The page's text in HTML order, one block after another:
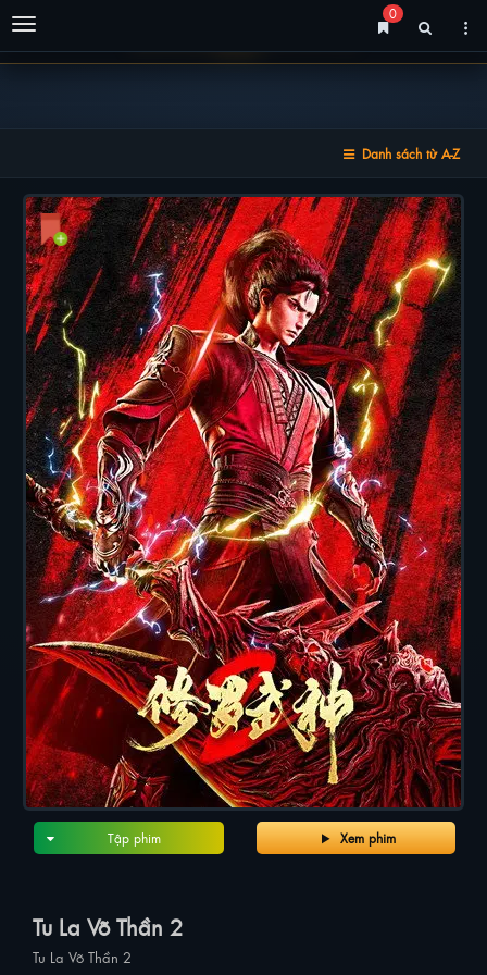
Menu
0
Danh sách từ A-Z
Xem phim
Tập phim
Tu La Võ Thần 2
Tu La Võ Thần 2